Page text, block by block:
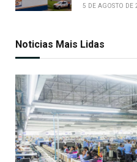
5 DE AGOSTO DE
Noticias Mais Lidas